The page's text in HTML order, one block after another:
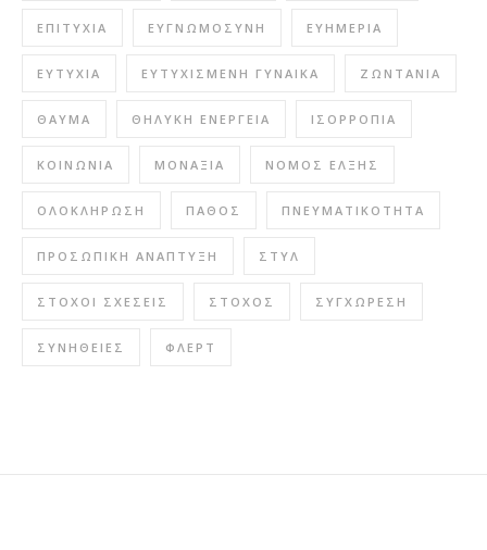
ΕΠΙΤΥΧΊΑ ΕΥΓΝΩΜΟΣΎΝΗ ΕΥΗΜΕΡΊΑ
ΕΥΤΥΧΊΑ ΕΥΤΥΧΙΣΜΈΝΗ ΓΥΝΑΊΚΑ ΖΩΝΤΆΝΙΑ
ΘΑΎΜΑ ΘΗΛΥΚΉ ΕΝΈΡΓΕΙΑ ΙΣΟΡΡΟΠΊΑ
ΚΟΙΝΩΝΊΑ ΜΟΝΑΞΙΆ ΝΌΜΟΣ ΈΛΞΗΣ
ΟΛΟΚΛΉΡΩΣΗ ΠΆΘΟΣ ΠΝΕΥΜΑΤΙΚΌΤΗΤΑ
ΠΡΟΣΩΠΙΚΉ ΑΝΆΠΤΥΞΗ ΣΤΥΛ
ΣΤΌΧΟΙ ΣΧΈΣΕΙΣ ΣΤΌΧΟΣ ΣΥΓΧΏΡΕΣΗ
ΣΥΝΉΘΕΙΕΣ ΦΛΕΡΤ